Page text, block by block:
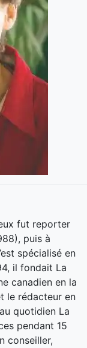
fut reporter
puis à
spécialisé en
il fondait La
canadien en la
le rédacteur en
quotidien La
pendant 15
conseiller,